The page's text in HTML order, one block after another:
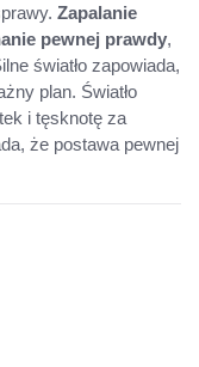
Zapalanie
pewnej prawdy,
światło zapowiada,
plan. Światło
i tęsknotę za
że postawa pewnej